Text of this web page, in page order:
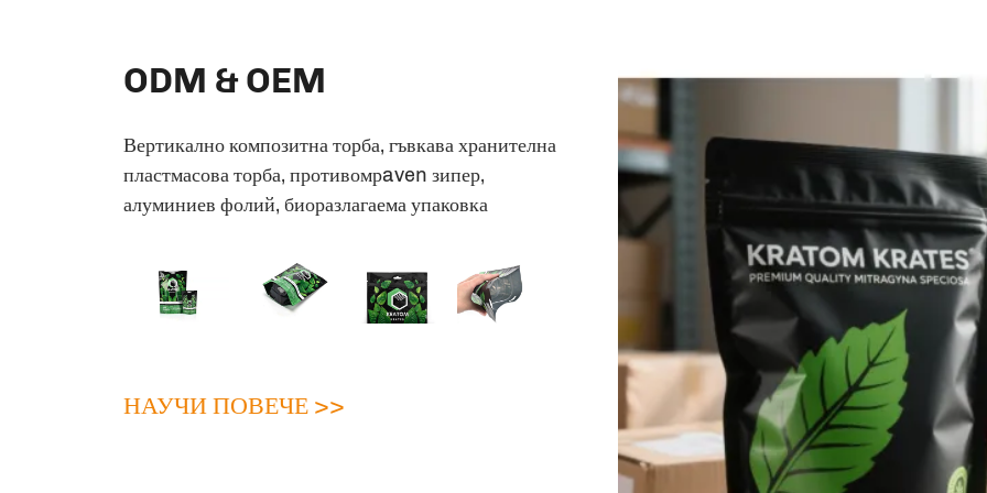
ODM & OEM
Персонализирана плоска дънна хранителна
упаковка с алуминиев фолий, използвана за меки
пластмасови упаковки със зипер
НАУЧИ ПОВЕЧЕ >>